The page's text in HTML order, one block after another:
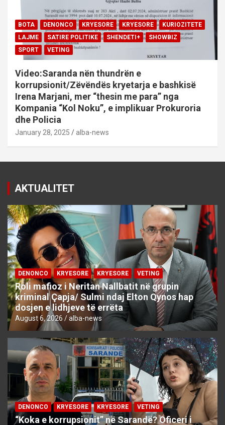
BOTA DENONCO KRYESORE KRYESORE
KURIOZITETE
LAJME
SATIRE POLITIKE SHENDETI+
SHOWBIZ
SPORT
VETING
Video:Saranda nën thundrën e
korrupsionit/Zëvëndës kryetarja e bashkisë
Irena Marjani, mer “thesin me para” nga
Kompania “Kol Noku”, e implikuar Prokuroria
dhe Policia
January 28, 2025 alba-news
AKTUALITET
DENONCO KRYESORE KRYESORE VETING
Roli mafioz i Neritan Nallbatit në grupin
kriminal Çapja/ Sulmi ndaj Elton Qynos hap
dosjen e lidhjeve të errëta
August 6, 2026 alba-news
DENONCO KRYESORE KRYESORE VETING
“Koka e korrupsionit” në Sarandë? Oficeri i